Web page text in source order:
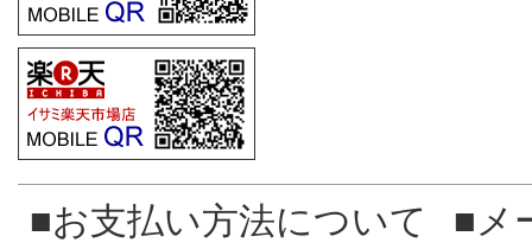
■お支払い方法について
■メ